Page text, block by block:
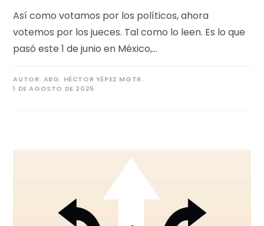
Así como votamos por los políticos, ahora
votemos por los jueces. Tal como lo leen. Es lo que
pasó este 1 de junio en México,…
AUTOR: ABG. HÉCTOR YÉPEZ MGTR.
1 DE AGOSTO DE 2025